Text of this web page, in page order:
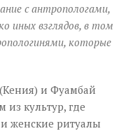
с антропологами,
иных взглядов, в том
которые
и Фуамбай
культур, где
женские ритуалы